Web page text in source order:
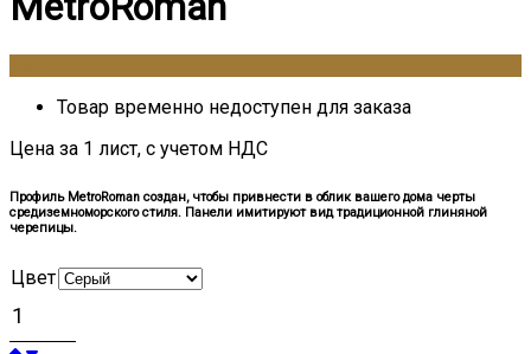
Товар временно недоступен для заказа
Цена за 1 лист, с учетом НДС
Профиль MetroRoman создан, чтобы привнести в облик вашего дома черты
средиземноморского стиля. Панели имитируют вид традиционной глиняной
черепицы.
Цвет